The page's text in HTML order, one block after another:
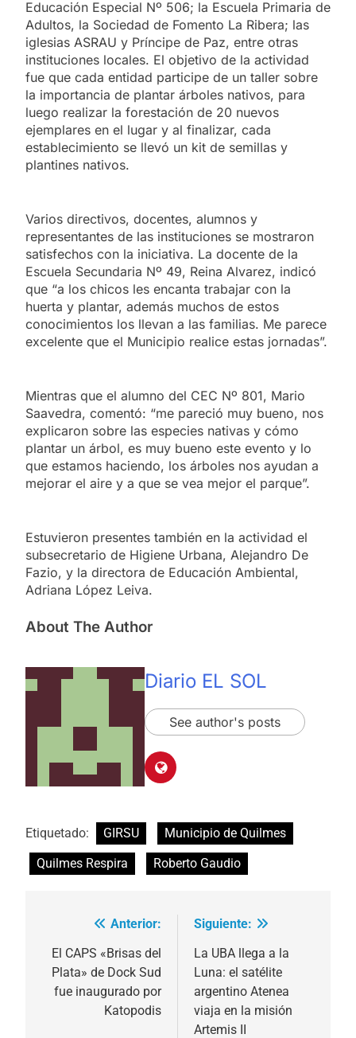
Educación Especial Nº 506; la Escuela Primaria de
Adultos, la Sociedad de Fomento La Ribera; las
iglesias ASRAU y Príncipe de Paz, entre otras
instituciones locales. El objetivo de la actividad
fue que cada entidad participe de un taller sobre
la importancia de plantar árboles nativos, para
luego realizar la forestación de 20 nuevos
ejemplares en el lugar y al finalizar, cada
establecimiento se llevó un kit de semillas y
plantines nativos.
Varios directivos, docentes, alumnos y
representantes de las instituciones se mostraron
satisfechos con la iniciativa. La docente de la
Escuela Secundaria Nº 49, Reina Alvarez, indicó
que “a los chicos les encanta trabajar con la
huerta y plantar, además muchos de estos
conocimientos los llevan a las familias. Me parece
excelente que el Municipio realice estas jornadas”.
Mientras que el alumno del CEC Nº 801, Mario
Saavedra, comentó: “me pareció muy bueno, nos
explicaron sobre las especies nativas y cómo
plantar un árbol, es muy bueno este evento y lo
que estamos haciendo, los árboles nos ayudan a
mejorar el aire y a que se vea mejor el parque”.
Estuvieron presentes también en la actividad el
subsecretario de Higiene Urbana, Alejandro De
Fazio, y la directora de Educación Ambiental,
Adriana López Leiva.
About The Author
Diario EL SOL
See author's posts
Etiquetado: GIRSU
Municipio de Quilmes
Quilmes Respira
Roberto Gaudio
Navegación
de
entradas
Anterior:
El CAPS «Brisas del
Plata» de Dock Sud
fue inaugurado por
Katopodis
Siguiente:
La UBA llega a la
Luna: el satélite
argentino Atenea
viaja en la misión
Artemis II